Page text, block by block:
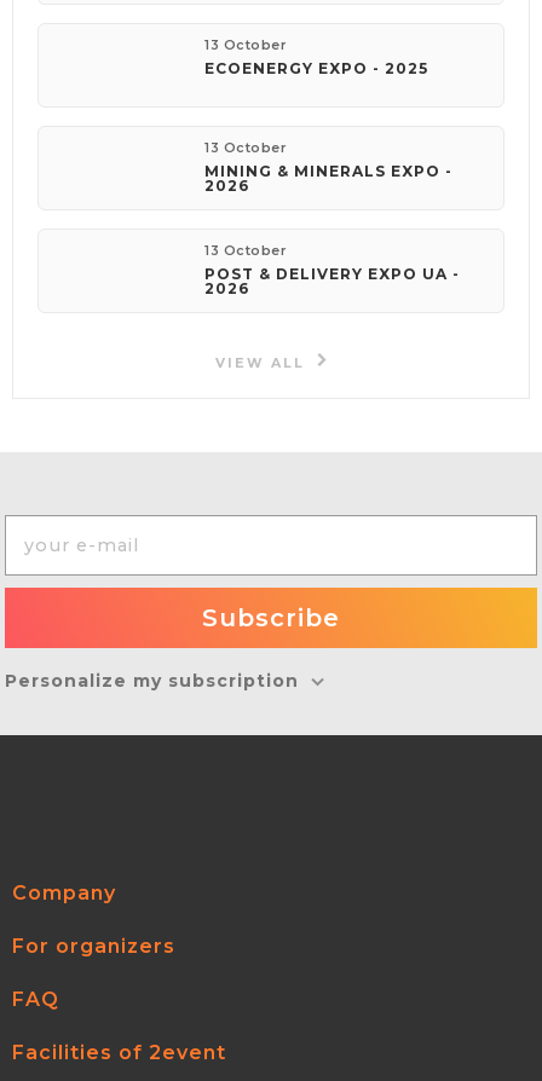
13 October
ECOENERGY EXPO - 2025
13 October
MINING & MINERALS EXPO -
2026
13 October
POST & DELIVERY EXPO UA -
2026
VIEW ALL
Personalize my subscription
Company
For organizers
FAQ
Facilities of 2event